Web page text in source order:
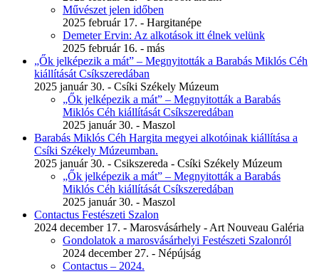
Művészet jelen időben
2025 február 17. - Hargitanépe
Demeter Ervin: Az alkotások itt élnek velünk
2025 február 16. - más
„Ők jelképezik a mát” – Megnyitották a Barabás Miklós Céh
kiállítását Csíkszeredában
2025 január 30. - Csíki Székely Múzeum
„Ők jelképezik a mát” – Megnyitották a Barabás
Miklós Céh kiállítását Csíkszeredában
2025 január 30. - Maszol
Barabás Miklós Céh Hargita megyei alkotóinak kiállítása a
Csíki Székely Múzeumban.
2025 január 30. - Csikszereda - Csíki Székely Múzeum
„Ők jelképezik a mát” – Megnyitották a Barabás
Miklós Céh kiállítását Csíkszeredában
2025 január 30. - Maszol
Contactus Festészeti Szalon
2024 december 17. - Marosvásárhely - Art Nouveau Galéria
Gondolatok a marosvásárhelyi Festészeti Szalonról
2024 december 27. - Népújság
Contactus – 2024.